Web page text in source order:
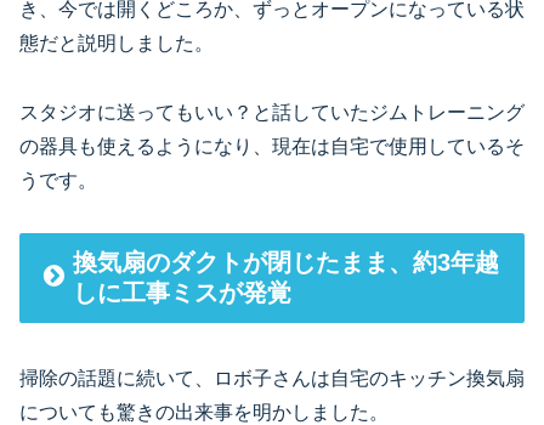
き、今では開くどころか、ずっとオープンになっている状
態だと説明しました。
スタジオに送ってもいい？と話していたジムトレーニング
の器具も使えるようになり、現在は自宅で使用しているそ
うです。
換気扇のダクトが閉じたまま、約3年越
しに工事ミスが発覚
掃除の話題に続いて、ロボ子さんは自宅のキッチン換気扇
についても驚きの出来事を明かしました。